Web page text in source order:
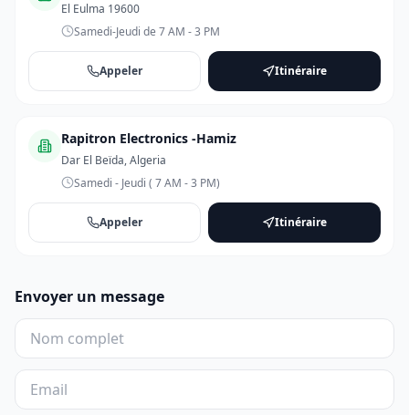
El Eulma 19600
Samedi-Jeudi de 7 AM - 3 PM
Appeler Itinéraire
Rapitron Electronics -Hamiz
Dar El Beïda, Algeria
Samedi - Jeudi ( 7 AM - 3 PM)
Appeler Itinéraire
Envoyer un message